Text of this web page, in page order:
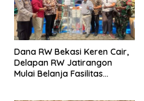
Dana RW Bekasi Keren Cair,
Delapan RW Jatirangon
Mulai Belanja Fasilitas